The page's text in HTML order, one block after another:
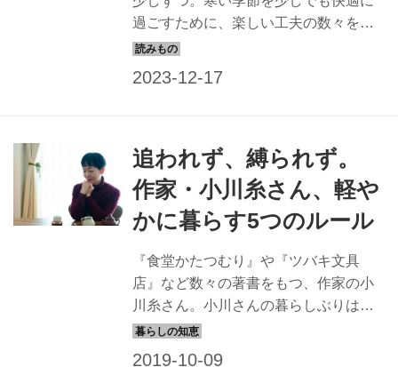
過ごすために、楽しい工夫の数々を信
州で暮らす作家の小川糸さんに伺いま
追われず、縛られず。
作家・小川糸さん、軽や
かに暮らす5つのルール
『食堂かたつむり』や『ツバキ文具
店』など数々の著書をもつ、作家の小
川糸さん。小川さんの暮らしぶりは、
時間に追われたり、ものに支配される